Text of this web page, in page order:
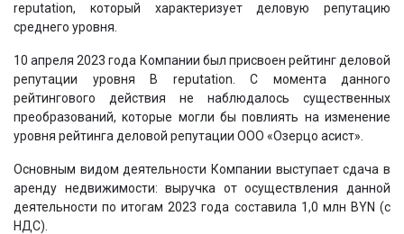
reputation, который характеризует деловую репутацию
среднего уровня.
10 апреля 2023 года Компании был присвоен рейтинг деловой
репутации уровня B reputation. С момента данного
рейтингового действия не наблюдалось существенных
преобразований, которые могли бы повлиять на изменение
уровня рейтинга деловой репутации ООО «Озерцо асист».
Основным видом деятельности Компании выступает сдача в
аренду недвижимости: выручка от осуществления данной
деятельности по итогам 2023 года составила 1,0 млн BYN (с
НДС).